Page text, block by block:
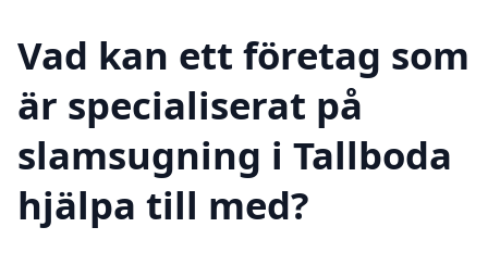
Vad kan ett företag som
är specialiserat på
slamsugning i Tallboda
hjälpa till med?